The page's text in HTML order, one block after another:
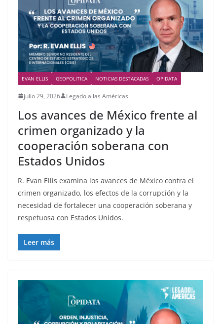
EVAN ELLIS GEOPOLITICA NOTICIAS DESTACADAS OPIDATA
julio 29, 2026 Legado a las Américas
Los avances de México frente al
crimen organizado y la
cooperación soberana con
Estados Unidos
R. Evan Ellis examina los avances de México contra el
crimen organizado, los efectos de la corrupción y la
necesidad de fortalecer una cooperación soberana y
respetuosa con Estados Unidos.
Leer más